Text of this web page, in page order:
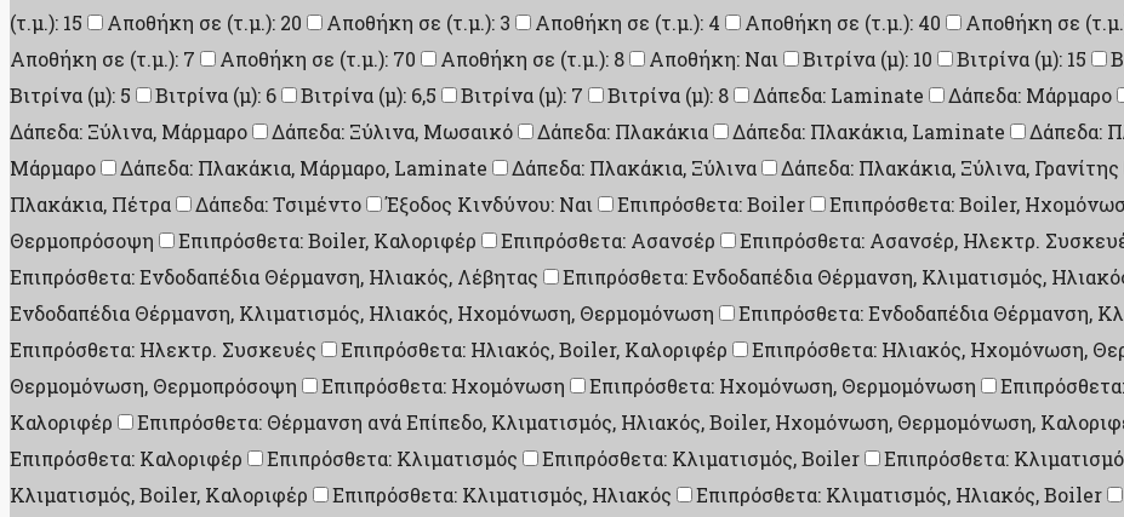
(τ.μ.): 15
Αποθήκη σε (τ.μ.): 20 Αποθήκη σε (τ.μ.): 3 Αποθήκη σε (τ.μ.): 4 Αποθήκη σε (τ.μ.): 40 Αποθήκη σε
Αποθήκη σε (τ.μ.): 7
Αποθήκη σε (τ.μ.): 70 Αποθήκη σε (τ.μ.): 8 Αποθήκη: Ναι Βιτρίνα (μ): 10 Βιτρίνα (μ): 15
Βιτρίνα (μ): 5
Βιτρίνα (μ): 6 Βιτρίνα (μ): 6,5 Βιτρίνα (μ): 7 Βιτρίνα (μ): 8 Δάπεδα: Laminate Δάπεδα: Μάρμαρο
Δάπεδα: Ξύλινα, Μάρμαρο
Δάπεδα: Ξύλινα, Μωσαικό Δάπεδα: Πλακάκια Δάπεδα: Πλακάκια, Laminate Δάπεδα:
Μάρμαρο
Δάπεδα: Πλακάκια, Μάρμαρο, Laminate Δάπεδα: Πλακάκια, Ξύλινα Δάπεδα: Πλακάκια, Ξύλινα, Γρανίτης
Πλακάκια, Πέτρα
Δάπεδα: Τσιμέντο Έξοδος Κινδύνου: Ναι Επιπρόσθετα: Boiler Επιπρόσθετα: Boiler,
Θερμοπρόσοψη
Επιπρόσθετα: Boiler, Καλοριφέρ Επιπρόσθετα: Ασανσέρ Επιπρόσθετα: Ασανσέρ, Ηλεκτρ.
Επιπρόσθετα: Ενδοδαπέδια Θέρμανση, Ηλιακός, Λέβητας
Επιπρόσθετα: Ενδοδαπέδια Θέρμανση, Κλιματισμός,
Ενδοδαπέδια Θέρμανση, Κλιματισμός, Ηλιακός, Ηχομόνωση, Θερμομόνωση
Επιπρόσθετα: Ενδοδαπέδια Θέρμανση,
Επιπρόσθετα: Ηλεκτρ. Συσκευές
Επιπρόσθετα: Ηλιακός, Boiler, Καλοριφέρ Επιπρόσθετα: Ηλιακός, Ηχομόνωση,
Θερμομόνωση, Θερμοπρόσοψη
Επιπρόσθετα: Ηχομόνωση Επιπρόσθετα: Ηχομόνωση, Θερμομόνωση
Καλοριφέρ
Επιπρόσθετα: Θέρμανση ανά Επίπεδο, Κλιματισμός, Ηλιακός, Boiler, Ηχομόνωση, Θερμομόνωση,
Επιπρόσθετα: Καλοριφέρ
Επιπρόσθετα: Κλιματισμός Επιπρόσθετα: Κλιματισμός, Boiler Επιπρόσθετα:
Κλιματισμός, Boiler, Καλοριφέρ
Επιπρόσθετα: Κλιματισμός, Ηλιακός Επιπρόσθετα: Κλιματισμός, Ηλιακός, Boiler